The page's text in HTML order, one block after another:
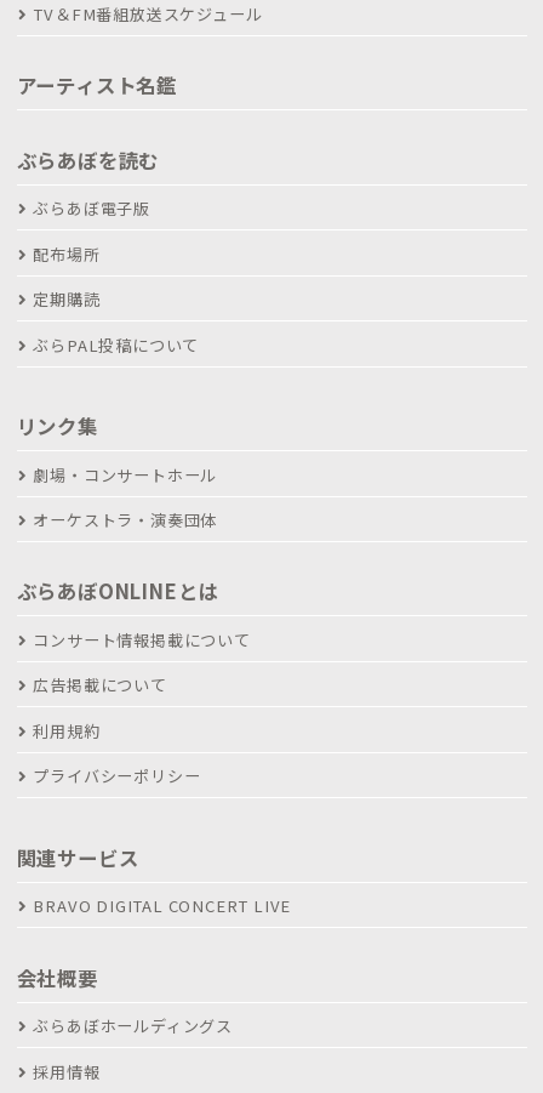
TV＆FM番組放送スケジュール
アーティスト名鑑
ぶらあぼを読む
ぶらあぼ電子版
配布場所
定期購読
ぶらPAL投稿について
リンク集
劇場・コンサートホール
オーケストラ・演奏団体
ぶらあぼONLINEとは
コンサート情報掲載について
広告掲載について
利用規約
プライバシーポリシー
関連サービス
BRAVO DIGITAL CONCERT LIVE
会社概要
ぶらあぼホールディングス
採用情報